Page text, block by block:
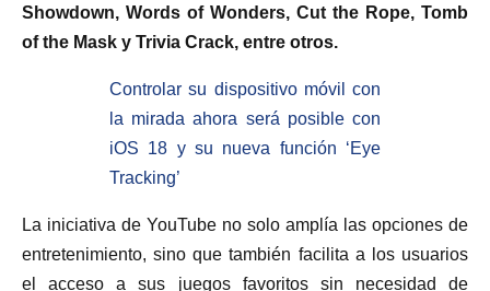
Showdown, Words of Wonders, Cut the Rope, Tomb
of the Mask y Trivia Crack, entre otros.
Controlar su dispositivo móvil con
la mirada ahora será posible con
iOS 18 y su nueva función ‘Eye
Tracking’
La iniciativa de YouTube no solo amplía las opciones de
entretenimiento, sino que también facilita a los usuarios
el acceso a sus juegos favoritos sin necesidad de